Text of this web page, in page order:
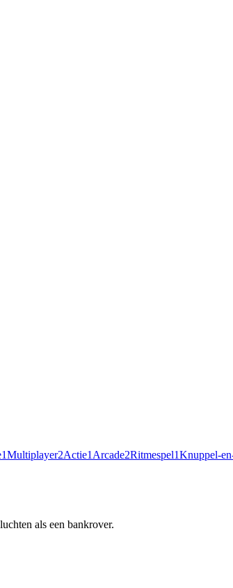
1Multiplayer2Actie1 Arcade2Ritmespel1Knuppel-
als een bankrover.